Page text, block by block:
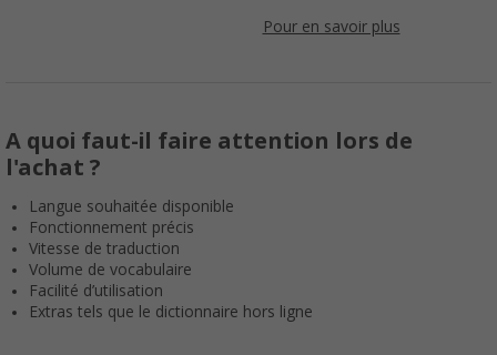
Pour en savoir plus
A quoi faut-il faire attention lors de
l'achat ?
Langue souhaitée disponible
Fonctionnement précis
Vitesse de traduction
Volume de vocabulaire
Facilité d’utilisation
Extras tels que le dictionnaire hors ligne